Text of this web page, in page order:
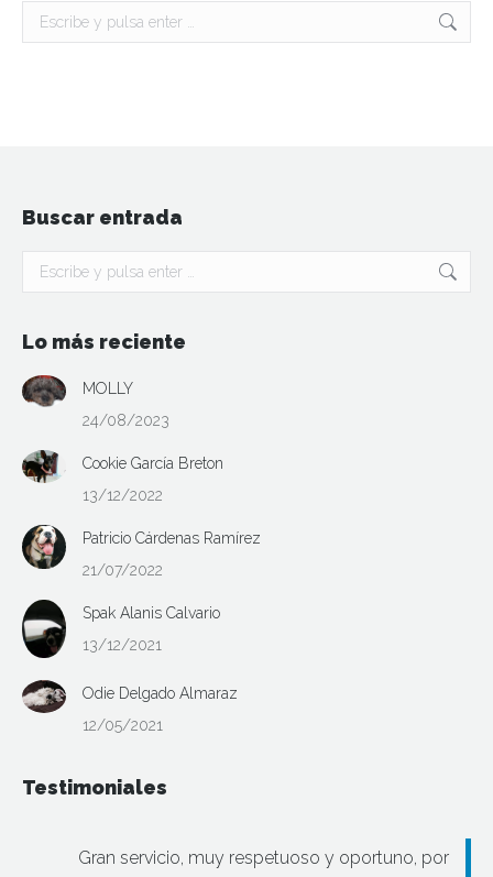
Buscar:
Buscar entrada
Buscar:
Lo más reciente
MOLLY
24/08/2023
Cookie García Breton
13/12/2022
Patricio Cárdenas Ramírez
21/07/2022
Spak Alanis Calvario
13/12/2021
Odie Delgado Almaraz
12/05/2021
Testimoniales
Gran servicio, muy respetuoso y oportuno, por